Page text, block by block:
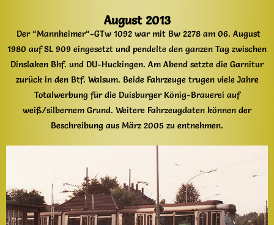
August 2013
Der “Mannheimer“-GTw 1092 war mit Bw 2278 am 06. August
1980 auf SL 909 eingesetzt und pendelte den ganzen Tag zwischen
Dinslaken Bhf. und DU-Huckingen. Am Abend setzte die Garnitur
zurück in den Btf. Walsum. Beide Fahrzeuge trugen viele Jahre
Totalwerbung für die Duisburger König-Brauerei auf
weiß/silbernem Grund. Weitere Fahrzeugdaten können der
Beschreibung aus März 2005 zu entnehmen.